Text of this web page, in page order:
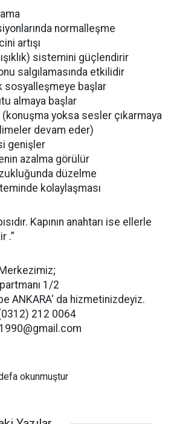
normalleşme
artışı
sistemini güçlendirir
etkilidir
başlar
başlar
yoksa sesler çıkarmaya
devam eder)
azalma görülür
düzelme
kolaylaşması
Kapının anahtarı ise ellerle
.”
1/2
ANKARA‘ da hizmetinizdeyiz.
212 0064
okunmuştur